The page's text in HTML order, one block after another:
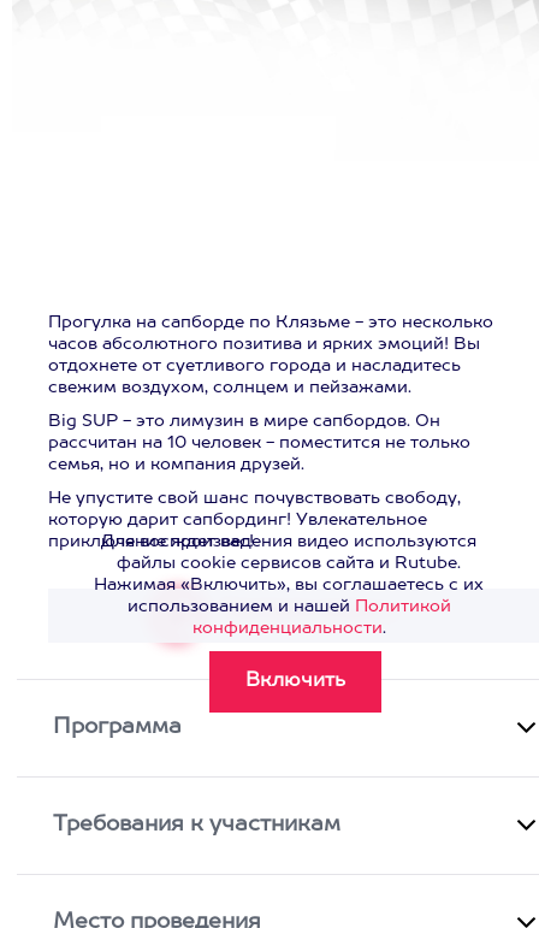
Прогулка на сапборде по Клязьме - это несколько
часов абсолютного позитива и ярких эмоций! Вы
отдохнете от суетливого города и насладитесь
свежим воздухом, солнцем и пейзажами.
Big SUP - это лимузин в мире сапбордов. Он
рассчитан на 10 человек - поместится не только
семья, но и компания друзей.
Не упустите свой шанс почувствовать свободу,
которую дарит сапбординг! Увлекательное
приключение ждет вас!
Смотреть видео>
Для воспроизведения видео используются
файлы cookie сервисов сайта и Rutube.
Нажимая «Включить», вы соглашаетесь с их
использованием и нашей Политикой
конфиденциальности.
Программа
Требования к участникам
Место проведения